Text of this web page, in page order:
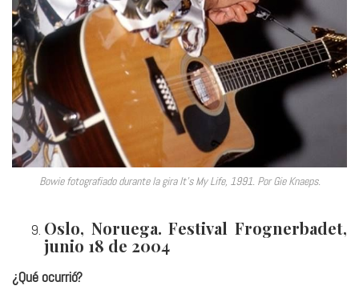
Bowie fotografiado durante la gira It’s My Life, 1991. Por Gie Knaeps.
Oslo, Noruega. Festival Frognerbadet,
junio 18 de 2004
¿Qué ocurrió?